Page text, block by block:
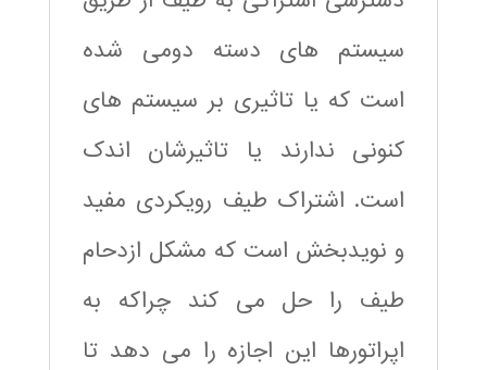
سیستم های دسته دومی شده
است که یا تاثیری بر سیستم های
کنونی ندارند یا تاثیرشان اندک
است. اشتراک طیف رویکردی مفید
و نویدبخش است که مشکل ازدحام
طیف را حل می کند چراکه به
اپراتورها این اجازه را می دهد تا